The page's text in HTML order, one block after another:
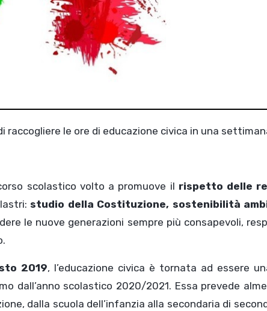
raccogliere le ore di educazione civica in una
scolastico volto a promuove il rispetto delle
studio della Costituzione, sostenibilità
le nuove generazioni sempre più consapevoli,
2019, l’educazione civica è tornata ad essere
dall’anno scolastico 2020/2021. Essa prevede
dalla scuola dell’infanzia alla secondaria di